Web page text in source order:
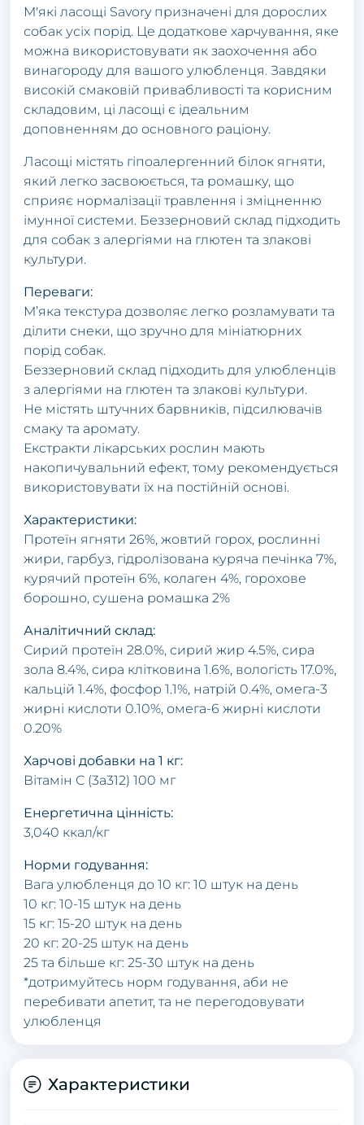
М'які ласощі Savory призначені для дорослих
собак усіх порід. Це додаткове харчування, яке
можна використовувати як заохочення або
винагороду для вашого улюбленця. Завдяки
високій смаковій привабливості та корисним
складовим, ці ласощі є ідеальним
доповненням до основного раціону.
Ласощі містять гіпоалергенний білок ягняти,
який легко засвоюється, та ромашку, що
сприяє нормалізації травлення і зміцненню
імунної системи. Беззерновий склад підходить
для собак з алергіями на глютен та злакові
культури.
Переваги:
М’яка текстура дозволяє легко розламувати та
ділити снеки, що зручно для мініатюрних
порід собак.
Беззерновий склад підходить для улюбленців
з алергіями на глютен та злакові культури.
Не містять штучних барвників, підсилювачів
смаку та аромату.
Екстракти лікарських рослин мають
накопичувальний ефект, тому рекомендується
використовувати їх на постійній основі.
Характеристики:
Протеїн ягняти 26%, жовтий горох, рослинні
жири, гарбуз, гідролізована куряча печінка 7%,
курячий протеїн 6%, колаген 4%, горохове
борошно, сушена ромашка 2%
Аналітичний склад:
Сирий протеїн 28.0%, сирий жир 4.5%, сира
зола 8.4%, сира клітковина 1.6%, вологість 17.0%,
кальцій 1.4%, фосфор 1.1%, натрій 0.4%, омега-3
жирні кислоти 0.10%, омега-6 жирні кислоти
0.20%
Харчові добавки на 1 кг:
Вітамін С (3а312) 100 мг
Енергетична цінність:
3,040 ккал/кг
Норми годування:
Вага улюбленця до 10 кг: 10 штук на день
10 кг: 10-15 штук на день
15 кг: 15-20 штук на день
20 кг: 20-25 штук на день
25 та більше кг: 25-30 штук на день
*дотримуйтесь норм годування, аби не
перебивати апетит, та не перегодовувати
улюбленця
Характеристики